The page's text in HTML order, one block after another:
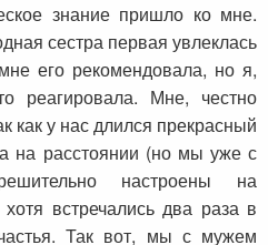
знание пришло ко мне.
сестра первая увлеклась
его рекомендовала, но я,
реагировала. Мне, честно
как у нас длился прекрасный
на расстоянии (но мы уже с
настроены на
встречались два раза в
Так вот, мы с мужем